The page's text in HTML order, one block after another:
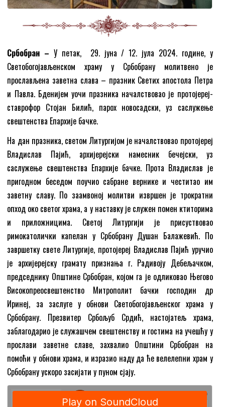
Србобран – У петак, 29. јуна / 12. јула 2024. године, у
Светобогојављенском храму у Србобрану молитвено је
прослављена заветна слава – празник Светих апостола Петра
и Павла. Бденијем уочи празника началствовао је протојереј-
ставрофор Стојан Билић, парох новосадски, уз саслужење
свештенства Епархије бачке.
На дан празника, светом Литургијом је началствовао протојереј
Владислав Пајић, архијерејски намесник бечејски, уз
саслужење свештенства Епархије бачке. Прота Владислав је
пригодном беседом поучио сабране вернике и честитао им
заветну славу. По заамвоној молитви извршен је трократни
опход око светог храма, а у наставку је служен помен ктиторима
и приложницима. Светој Литургији је присуствовао
римокатолички капелан у Србобрану Душан Балажевић. По
завршетку свете Литургије, протојереј Владислав Пајић уручио
је архијерејску грамату признања г. Радивоју Дебељачком,
председнику Општине Србобран, којом га је одликовао Његово
Високопреосвештенство Митрополит бачки господин др
Иринеј, за заслуге у обнови Светобогојављенског храма у
Србобрану. Презвитер Србољуб Срдић, настојатељ храма,
заблагодарио је служашчем свештенству и гостима на учешћу у
прослави заветне славе, захвалио Општини Србобран на
помоћи у обнови храма, и изразио наду да ће велелепни храм у
Србобрану ускоро засијати у пуном сјају.